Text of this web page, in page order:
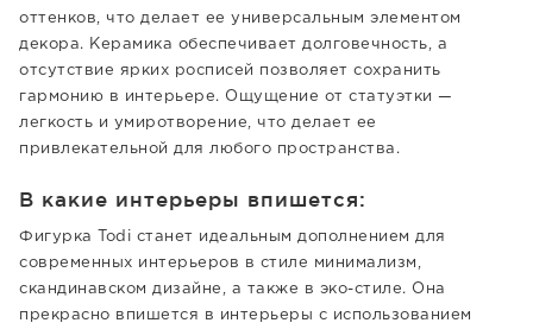
оттенков, что делает ее универсальным элементом
декора. Керамика обеспечивает долговечность, а
отсутствие ярких росписей позволяет сохранить
гармонию в интерьере. Ощущение от статуэтки —
легкость и умиротворение, что делает ее
привлекательной для любого пространства.
В какие интерьеры впишется:
Фигурка Todi станет идеальным дополнением для
современных интерьеров в стиле минимализм,
скандинавском дизайне, а также в эко-стиле. Она
прекрасно впишется в интерьеры с использованием